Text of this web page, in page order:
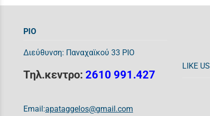
ΡΙΟ
Διεύθυνση: Παναχαϊκού 33 ΡΙΟ
Τηλ.κεντρο: 2610 991.427
Email:apataggelos@gmail.com
LIKE